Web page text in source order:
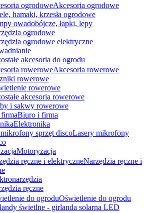
Akcesoria ogrodowe
hamaki, krzesła ogrodowe
owadobójcze, łapki, lepy
ogrodowe
ogrodowe elektryczne
akcesoria do ogrodu
Akcesoria rowerowe
rowerowe
rowerowe
akcesoria rowerowe
i sakwy rowerowe
Biuro i firma
Elektronika
Lasery mikrofony
Motoryzacja
Narzędzia ręczne i
ręczne
Oświetlenie do ogrodu
świetlne - girlanda solarna LED